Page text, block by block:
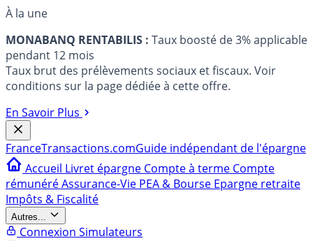
À la une
MONABANQ RENTABILIS : Taux boosté de 3% applicable
pendant 12 mois
Taux brut des prélèvements sociaux et fiscaux. Voir
conditions sur la page dédiée à cette offre.
En Savoir Plus
FranceTransactions.comGuide indépendant de l'épargne
Accueil Livret épargne Compte à terme Compte
rémunéréAssurance-Vie PEA & Bourse Epargne retraite
Impôts & Fiscalité
Autres...
Connexion Simulateurs